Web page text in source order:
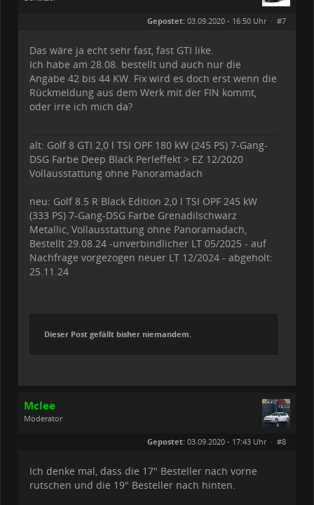
Gepostet: 03.09.2020 - 16:50 Uhr · #7
Das wäre ja echt sehr fast, fast GTI like.
Ich habe am 28.08. bestellt und auch nur die
Angabe 42 bis 44 KW. Fix wird es doch erst wenn die
Rückmeldung aus dem Werk mit der FIN kommt,
oder irre ich mich da?
alt: Golf 8 GTI 2,0 l TSI OPF 180 kW (245 PS) 7-Gang-
DSG Farbe Deep Black Perleffekt > EZ 12/2020
Vollausstattung ohne Panoramadach
neu: Golf 8.5 R Black Edition 2,0 l TSI OPF 245 kW
(333 PS) 7-Gang-DSG Farbe Grenadilschwarz
Metallic, Vollausstattung ohne Panoramadach,
Bestellt 29.08.24 -unverbindlicher LT 05/2025 - auf
Nachfrage vorgezogen neuer LT 12/2024 - abgeholt:
25.11.24
Dieser Post gefällt bisher niemandem.
Mclee
Moderator
Gepostet: 03.09.2020 - 17:43 Uhr · #8
Ich denke mal, dass die 17" Besteller nach vorne
rutschen und die 19" Besteller nach hinten.